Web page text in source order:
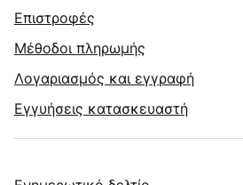
Επιστροφές
Μέθοδοι πληρωμής
Λογαριασμός και εγγραφή
Εγγυήσεις κατασκευαστή